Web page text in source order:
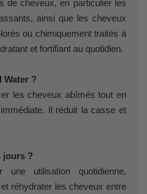
de cheveux, en particulier les
ainsi que les cheveux
ou chimiquement traités à
et fortifiant au quotidien.
Water ?
les cheveux abîmés tout en
Il réduit la casse et
jours ?
utilisation quotidienne,
réhydrater les cheveux entre